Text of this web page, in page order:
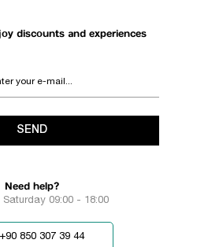
discounts and experiences
SEND
Need help?
09:00 - 18:00
+90 850 307 39 44